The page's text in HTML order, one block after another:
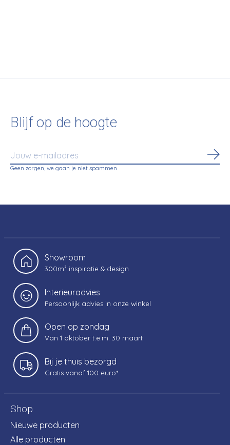
Blijf op de hoogte
Geen zorgen, we gaan je niet spammen
Showroom
300m² inspiratie & design
Interieuradvies
Persoonlijk advies in onze winkel
Open op zondag
Van 1 oktober t.e.m. 30 maart
Bij je thuis bezorgd
Gratis vanaf 100 euro*
Shop
Nieuwe producten
Alle producten